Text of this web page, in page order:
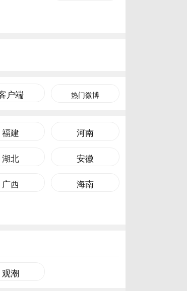
户端 热门微博
福建 河南
湖北 安徽
广西 海南
观潮